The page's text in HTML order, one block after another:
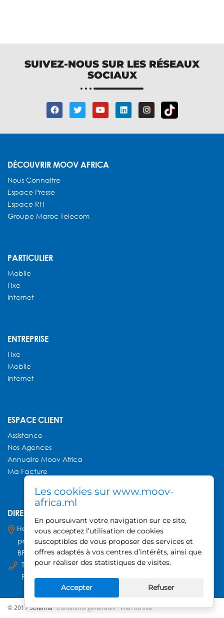
SUIVEZ-NOUS SUR LES RÉSEAUX
SOCIAUX
DÉCOUVRIR MOOV AFRICA
Nous Connaitre
Espace Presse
Espace RH
Groupe Maroc Telecom
PARTICULIER
Mobile
Fixe
Internet
ENTREPRISE
Fixe
Mobile
Internet
ESPACE CLIENT
Assistance
Nos Agences
Annuaire Moov Africa
Ma Facture
DIRECTION GÉNÉRALE MOOV AFRICA
Hamdallaye ACI 2000,
près du Palais des Sports
BP 740, Bamako - Mali
Tel : +223 20 21 52 80
Fax : +223 20 21 30 22
© 2017 Sotelma Conditions générales Plan du site
Les cookies sur www.moov-
africa.ml
En poursuivant votre navigation sur ce site,
vous acceptez l’utilisation de cookies
susceptibles de vous proposer des services et
offres adaptés à vos centres d’intérêts, ainsi que
pour réaliser des statistiques de visites.
Accepter Refuser